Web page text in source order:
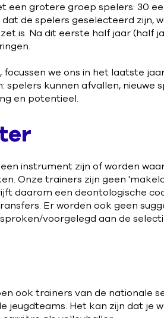
een grotere groep spelers: 30
de spelers geselecteerd zijn,
is. Na dit eerste half jaar (half
we ons in het laatste
spelers kunnen afvallen,
en potentieel.
instrument zijn of worden
Onze trainers zijn geen
daarom een deontologische
Er worden ook geen
voorgelegd aan de
ook trainers van de
jeugdteams. Het kan zijn dat